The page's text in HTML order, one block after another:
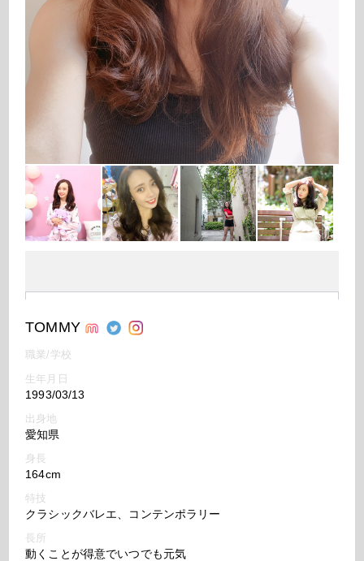
TOMMY
職業/学校
生年月日
1993/03/13
出身地
愛知県
身長
164cm
特技
クラシックバレエ、コンテンポラリー
長所
動くことが得意でいつでも元気